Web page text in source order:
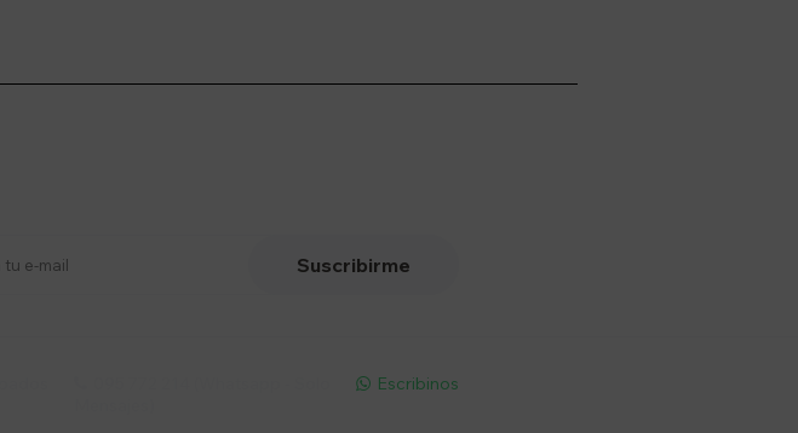
Suscribirme
 Escribinos